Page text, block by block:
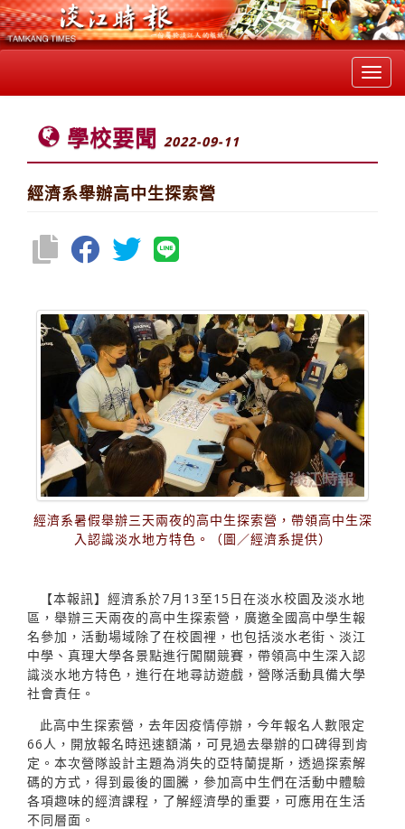
學校要聞 2022-09-11
經濟系舉辦高中生探索營
經濟系暑假舉辦三天兩夜的高中生探索營，帶領高中生深
入認識淡水地方特色。（圖／經濟系提供）
【本報訊】經濟系於7月13至15日在淡水校園及淡水地
區，舉辦三天兩夜的高中生探索營，廣邀全國高中學生報
名參加，活動場域除了在校園裡，也包括淡水老街、淡江
中學、真理大學各景點進行闖關競賽，帶領高中生深入認
識淡水地方特色，進行在地尋訪遊戲，營隊活動具備大學
社會責任。
此高中生探索營，去年因疫情停辦，今年報名人數限定
66人，開放報名時迅速額滿，可見過去舉辦的口碑得到肯
定。本次營隊設計主題為消失的亞特蘭提斯，透過探索解
碼的方式，得到最後的圖騰，參加高中生們在活動中體驗
各項趣味的經濟課程，了解經濟學的重要，可應用在生活
不同層面。